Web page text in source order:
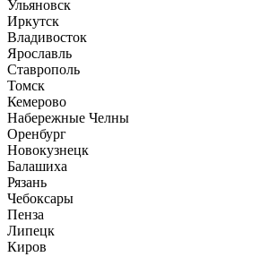
Ульяновск
Иркутск
Владивосток
Ярославль
Ставрополь
Томск
Кемерово
Набережные Челны
Оренбург
Новокузнецк
Балашиха
Рязань
Чебоксары
Пенза
Липецк
Киров